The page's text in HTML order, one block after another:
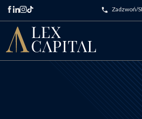
Przejdź do treści Zadzwoń/
Main Navigation